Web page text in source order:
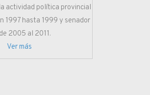
actividad política provincial
1997 hasta 1999 y senador
2005 al 2011.
Ver más